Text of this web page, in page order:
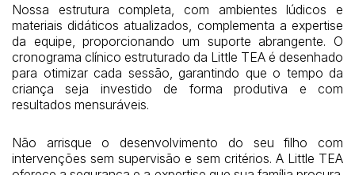
Nossa estrutura completa, com ambientes lúdicos e
materiais didáticos atualizados, complementa a expertise
da equipe, proporcionando um suporte abrangente. O
cronograma clínico estruturado da Little TEA é desenhado
para otimizar cada sessão, garantindo que o tempo da
criança seja investido de forma produtiva e com
resultados mensuráveis.
Não arrisque o desenvolvimento do seu filho com
intervenções sem supervisão e sem critérios. A Little TEA